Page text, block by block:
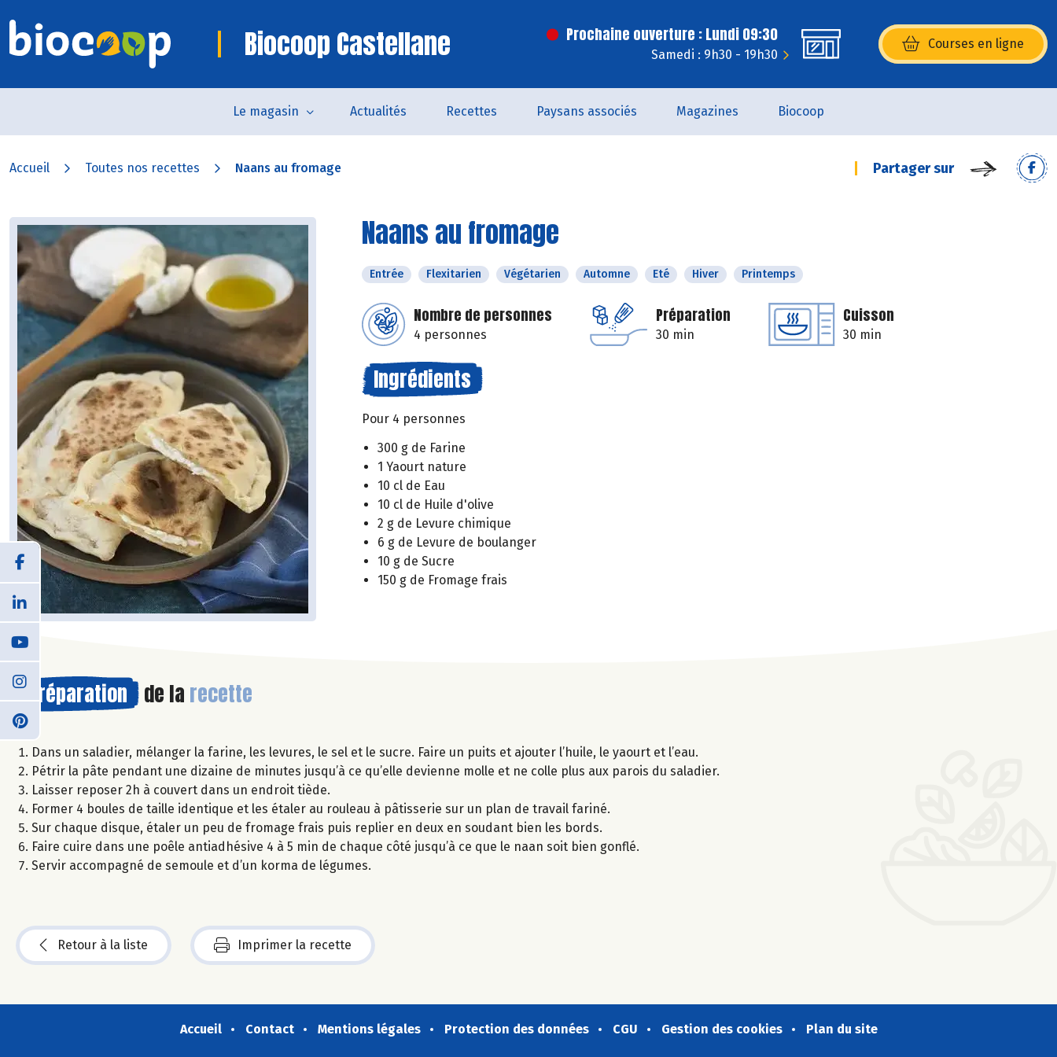
Biocoop Castellane Prochaine ouverture : Lundi 09:30
Samedi : 9h30 - 19h30
Courses en ligne
(s’ouvre dans une nouvelle
Le magasin Actualités Recettes Paysans associés Magazines Biocoop
Accueil Toutes nos recettes Naans au fromage Partager sur
Naans au fromage
Entrée Flexitarien Végétarien Automne Eté Hiver Printemps
Nombre de personnes
4 personnes
Préparation
30 min
Cuisson
30 min
Ingrédients
Pour 4 personnes
300 g de Farine
1 Yaourt nature
10 cl de Eau
10 cl de Huile d'olive
2 g de Levure chimique
6 g de Levure de boulanger
10 g de Sucre
150 g de Fromage frais
Préparation de la recette
Dans un saladier, mélanger la farine, les levures, le sel et le sucre. Faire un puits et ajouter l’huile, le yaourt et l’eau.
Pétrir la pâte pendant une dizaine de minutes jusqu’à ce qu’elle devienne molle et ne colle plus aux parois du saladier.
Laisser reposer 2h à couvert dans un endroit tiède.
Former 4 boules de taille identique et les étaler au rouleau à pâtisserie sur un plan de travail fariné.
Sur chaque disque, étaler un peu de fromage frais puis replier en deux en soudant bien les bords.
Faire cuire dans une poêle antiadhésive 4 à 5 min de chaque côté jusqu’à ce que le naan soit bien gonflé.
Servir accompagné de semoule et d’un korma de légumes.
Retour à la liste Imprimer la recette
Accueil Contact Mentions légales Protection des données CGU Gestion des cookies Plan du site